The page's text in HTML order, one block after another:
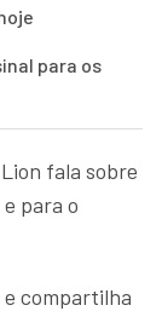
para os
fala sobre
e para o
compartilha